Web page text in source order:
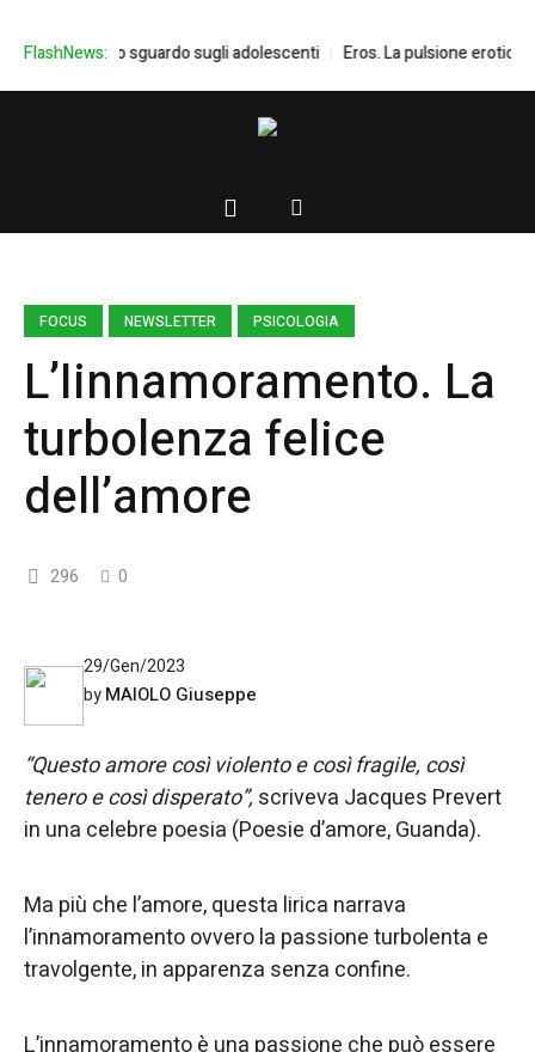
FlashNews:
Mazzi e lo sguardo sugli adolescenti Eros. La pulsione erotica in
FOCUS NEWSLETTER PSICOLOGIA
L’Iinnamoramento. La
turbolenza felice
dell’amore
296 0
29/Gen/2023
byMAIOLO Giuseppe
“Questo amore così violento e così fragile, così
tenero e così disperato”, scriveva Jacques Prevert
in una celebre poesia (Poesie d’amore, Guanda).
Ma più che l’amore, questa lirica narrava
l’innamoramento ovvero la passione turbolenta e
travolgente, in apparenza senza confine.
L’innamoramento è una passione che può essere